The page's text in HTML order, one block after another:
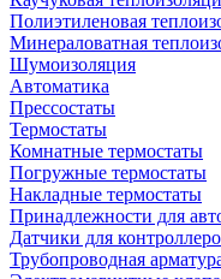
Полиэтиленовая
Минераловатная
Шумоизоляция
Автоматика
Прессостаты
Термостаты
Комнатные термостаты
Погружные термостаты
Накладные термостаты
Принадлежности для
Датчики для
Трубопроводная